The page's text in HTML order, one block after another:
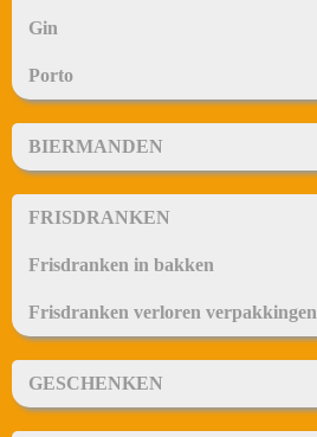
Gin
Porto
BIERMANDEN
FRISDRANKEN
Frisdranken in bakken
Frisdranken verloren verpakkingen
GESCHENKEN